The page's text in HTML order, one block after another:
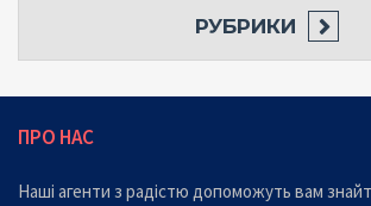
РУБРИКИ
ПРО НАС
Наші агенти з радістю допоможуть вам